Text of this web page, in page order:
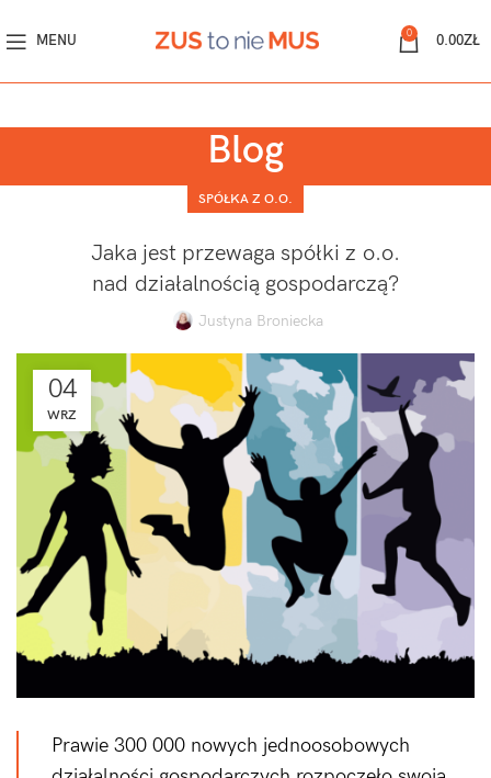
MENU 0 0.00ZŁ
Blog
SPÓŁKA Z O.O.
Jaka jest przewaga spółki z o.o.
nad działalnością gospodarczą?
Justyna Broniecka
04
WRZ
Prawie 300 000 nowych jednoosobowych